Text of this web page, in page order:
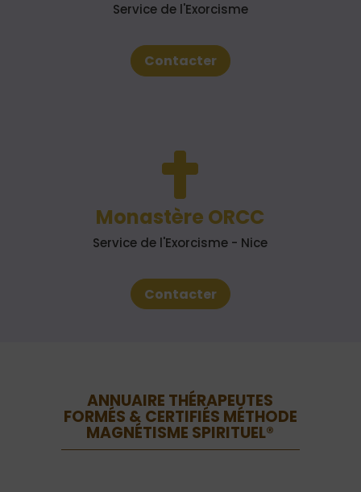
Service de l'Exorcisme
Contacter

Monastère ORCC
Service de l'Exorcisme - Nice
Contacter
ANNUAIRE THÉRAPEUTES
FORMÉS & CERTIFIÉS MÉTHODE
MAGNÉTISME SPIRITUEL®